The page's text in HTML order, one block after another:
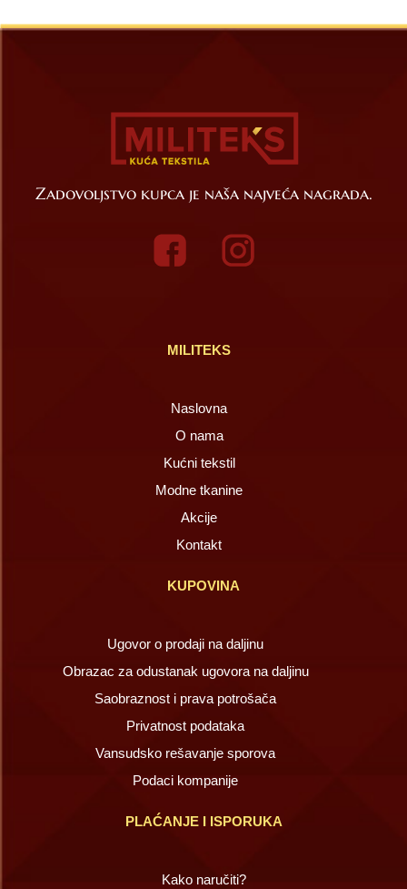
Zadovoljstvo kupca je naša najveća nagrada.
MILITEKS
Naslovna
O nama
Kućni tekstil
Modne tkanine
Akcije
Kontakt
KUPOVINA
Ugovor o prodaji na daljinu
Obrazac za odustanak ugovora na daljinu
Saobraznost i prava potrošača
Privatnost podataka
Vansudsko rešavanje sporova
Podaci kompanije
PLAĆANJE I ISPORUKA
Kako naručiti?